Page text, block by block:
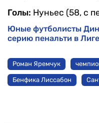
Голы: Нуньес (58, с
Юные футболисты
серию пенальти в
Роман Яремчук
Бенфика Лиссабон